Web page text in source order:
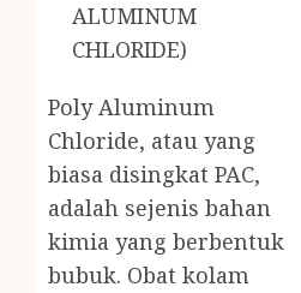
ALUMINUM
CHLORIDE)
Poly Aluminum
Chloride, atau yang
biasa disingkat PAC,
adalah sejenis bahan
kimia yang berbentuk
bubuk. Obat kolam